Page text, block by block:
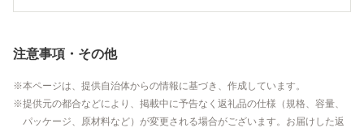
注意事項・その他
本ページは、提供自治体からの情報に基づき、作成しています。
提供元の都合などにより、掲載中に予告なく返礼品の仕様（規格、容量、
パッケージ、原材料など）が変更される場合がございます。お届けした返